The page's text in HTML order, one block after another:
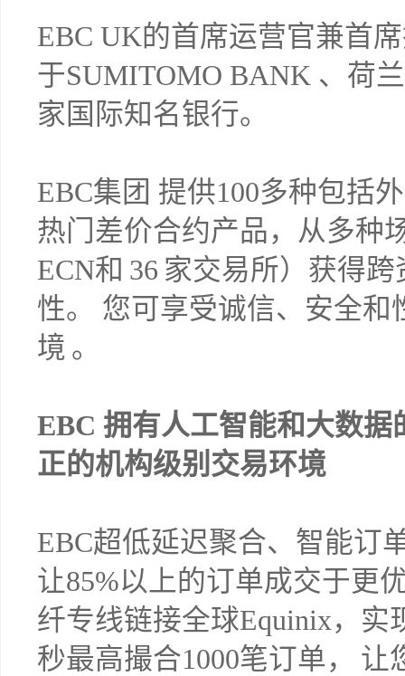
EBC UK的首席运营官兼首
于SUMITOMO BANK 、荷
家国际知名银行。
EBC集团 提供100多种包括
热门差价合约产品，从多种
ECN和 36 家交易所）获得
性。 您可享受诚信、安全
境 。
EBC 拥有人工智能和大数
正的机构级别交易环境
EBC超低延迟聚合、智能订
让85%以上的订单成交于更
纤专线链接全球Equinix，实
秒最高撮合1000笔订单，